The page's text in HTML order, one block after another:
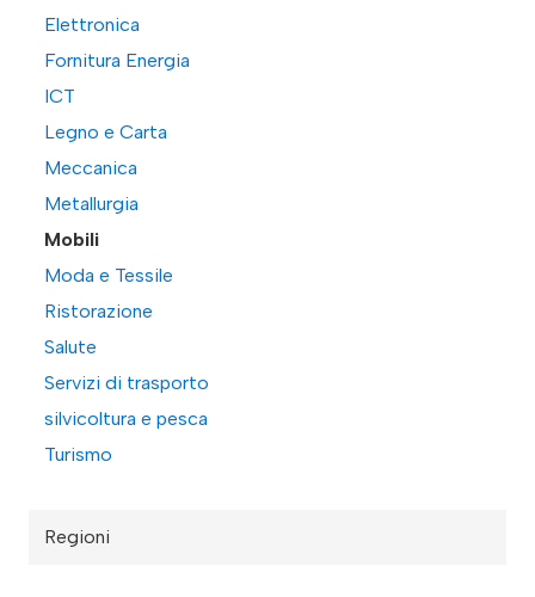
Elettronica
Fornitura Energia
ICT
Legno e Carta
Meccanica
Metallurgia
Mobili
Moda e Tessile
Ristorazione
Salute
Servizi di trasporto
silvicoltura e pesca
Turismo
Regioni